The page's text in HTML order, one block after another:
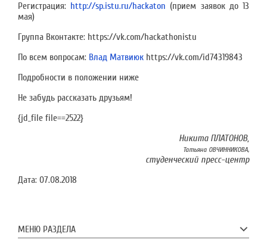
Регистрация: http://sp.istu.ru/hackaton (прием заявок до 13
мая)
Группа Вконтакте: https://vk.com/hackathonistu
По всем вопросам: Влад Матвиюк https://vk.com/id74319843
Подробности в положении ниже
Не забудь рассказать друзьям!
{jd_file file==2522}
Никита ПЛАТОНОВ,
Татьяна ОВЧИННИКОВА,
студенческий пресс-центр
Дата: 07.08.2018
МЕНЮ РАЗДЕЛА